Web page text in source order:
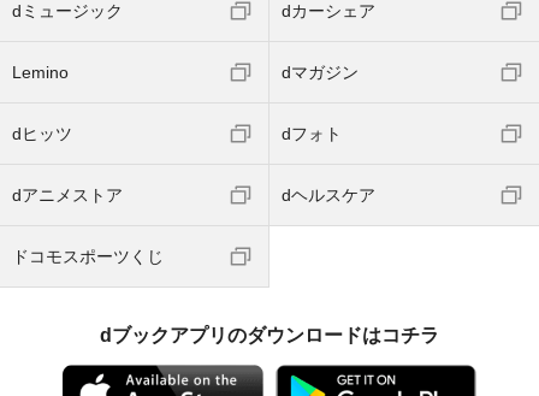
dミュージック dカーシェア
Lemino dマガジン
dヒッツ dフォト
dアニメストア dヘルスケア
ドコモスポーツくじ
dブックアプリのダウンロードはコチラ